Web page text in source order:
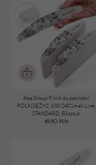
Aba Group Pilnik do paznokci
PÓŁKSIĘŻYC 180/240 Small Line,
STANDARD, 50 sztuk
49,50 PLN